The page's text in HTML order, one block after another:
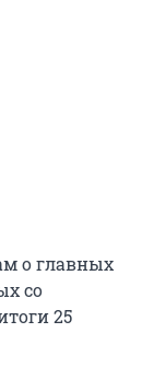
о главных
со
25